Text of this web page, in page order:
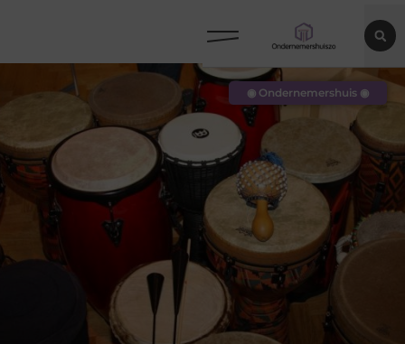
◉ Ondernemershuis ◉